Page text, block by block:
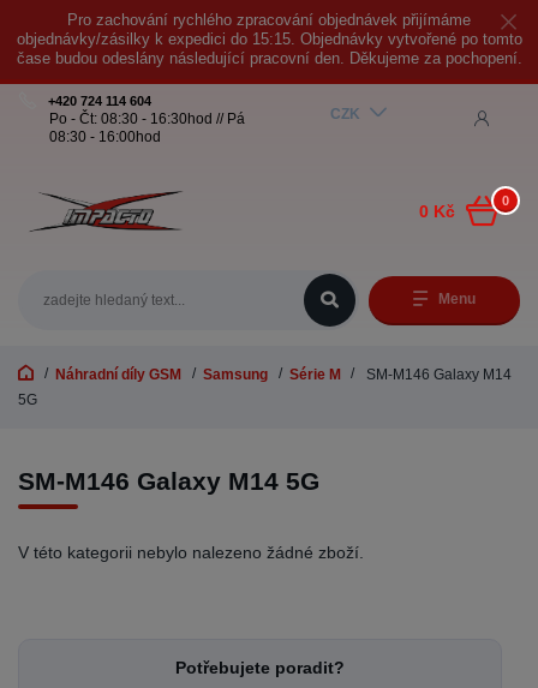
Pro zachování rychlého zpracování objednávek přijímáme
objednávky/zásilky k expedici do 15:15. Objednávky vytvořené po tomto
čase budou odeslány následující pracovní den. Děkujeme za pochopení.
Menu
CZK
+420 724 114 604
Po - Čt: 08:30 - 16:30hod // Pá
08:30 - 16:00hod
0
0 Kč
Náhradní díly GSM Samsung Série M
SM-M146 Galaxy M14
5G
SM-M146 Galaxy M14 5G
V této kategorii nebylo nalezeno žádné zboží.
Potřebujete poradit?